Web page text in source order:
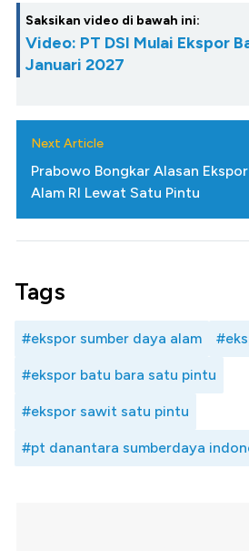
Saksikan video di bawah ini:
Video: PT DSI Mulai Ekspor
Januari 2027
Next Article
Prabowo Bongkar Alasan
Alam RI Lewat Satu Pintu
Tags
#ekspor sumber daya alam
#ekspor batu bara satu pintu
#ekspor sawit satu pintu
#pt danantara sumberdaya